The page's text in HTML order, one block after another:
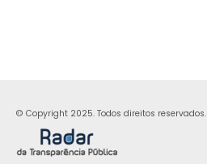
© Copyright 2025. Todos direitos reservados.